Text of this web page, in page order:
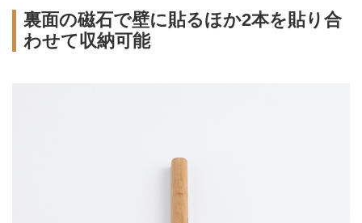
裏面の磁石で壁に貼るほか2本を貼り合
わせて収納可能